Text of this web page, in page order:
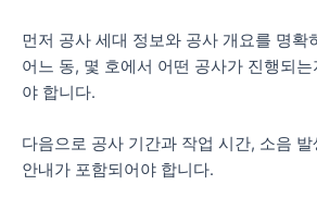
먼저 공사 세대 정보와 공사 개요를 명확
어느 동, 몇 호에서 어떤 공사가 진행되
야 합니다.
다음으로 공사 기간과 작업 시간, 소음
안내가 포함되어야 합니다.